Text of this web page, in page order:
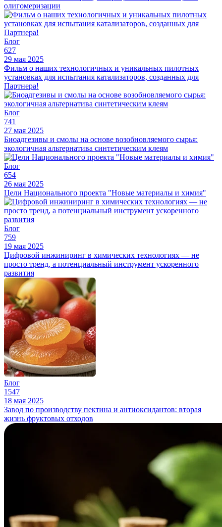
олигомеризации
Блог
627
29 мая 2025
Фильм о наших технологичных и уникальных пилотных
установках для испытания катализаторов, созданных для
Партнера!
Блог
741
27 мая 2025
Биоадгезивы и смолы на основе возобновляемого сырья:
экологичная альтернатива синтетическим клеям
Блог
654
26 мая 2025
Цели Национального проекта "Новые материалы и химия"
Блог
759
19 мая 2025
Цифровой инжиниринг в химических технологиях — не
просто тренд, а потенциальный инструмент ускоренного
развития
Блог
1547
18 мая 2025
Завод по производству пектина и антиоксидантов: вторая
жизнь фруктовых отходов